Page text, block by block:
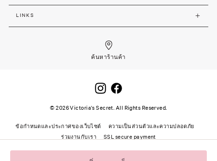
LINKS
ค้นหาร้านค้า
©2026Victoria's Secret. All Rights Reserved.
ข้อกำหนดและประกาศของเว็บไซต์
ความเป็นส่วนตัวและความปลอดภัย
ร่วมงานกับเรา
SSL secure payment